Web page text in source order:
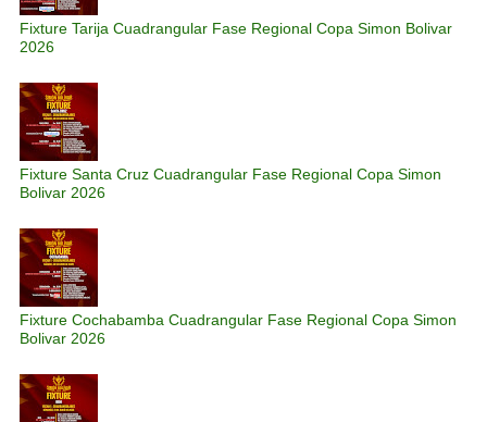
Fixture Tarija Cuadrangular Fase Regional Copa Simon Bolivar
2026
Fixture Santa Cruz Cuadrangular Fase Regional Copa Simon
Bolivar 2026
Fixture Cochabamba Cuadrangular Fase Regional Copa Simon
Bolivar 2026